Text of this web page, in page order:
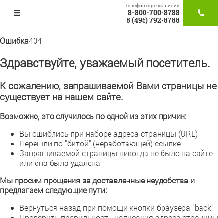
Телефон горячей линии
8-800-700-8788
8 (495) 792-8788
Ошибка404
Здравствуйте, уважаемый посетитель.
К сожалению, запрашиваемой Вами страницы не
существует на нашем сайте.
Возможно, это случилось по одной из этих причин:
Вы ошиблись при наборе адреса страницы (URL)
Перешли по "битой" (неработающей) ссылке
Запрашиваемой страницы никогда не было на сайте
или она была удалена
Мы просим прощения за доставленные неудобства и
предлагаем следующие пути:
Вернуться назад при помощи кнопки браузера "back"